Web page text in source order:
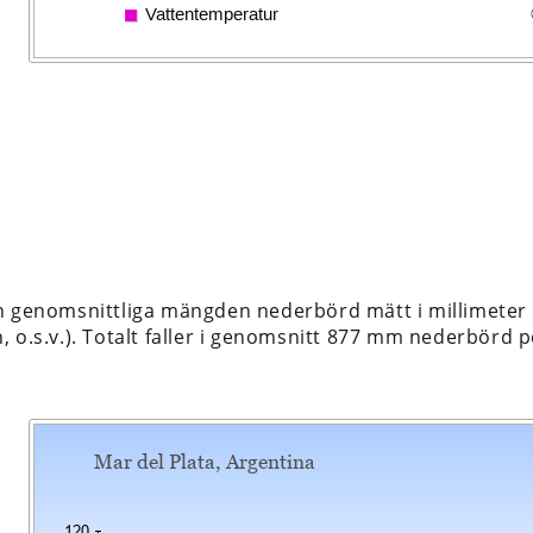
genomsnittliga mängden nederbörd mätt i
o.s.v.). Totalt faller i genomsnitt 877 mm nederbörd